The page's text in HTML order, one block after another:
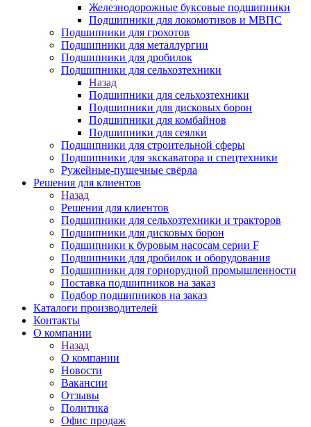
Железнодорожные буксовые подшипники
Подшипники для локомотивов и МВПС
Подшипники для грохотов
Подшипники для металлургии
Подшипники для дробилок
Подшипники для сельхозтехники
Назад
Подшипники для сельхозтехники
Подшипники для дисковых борон
Подшипники для комбайнов
Подшипники для сеялки
Подшипники для строительной сферы
Подшипники для экскаватора и спецтехники
Ружейные-пушечные свёрла
Решения для клиентов
Назад
Решения для клиентов
Подшипники для сельхозтехники и тракторов
Подшипники для дисковых борон
Подшипники к буровым насосам серии F
Подшипники для дробилок и оборудования
Подшипники для горнорудной промышленности
Поставка подшипников на заказ
Подбор подшипников на заказ
Каталоги производителей
Контакты
О компании
Назад
О компании
Новости
Вакансии
Отзывы
Политика
Офис продаж